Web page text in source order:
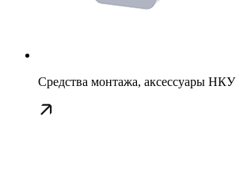
Средства монтажа, аксессуары НКУ